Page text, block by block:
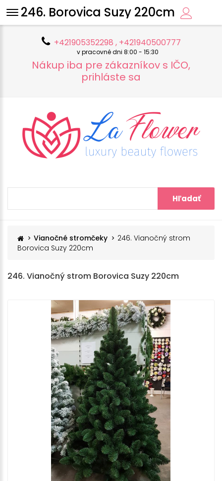
+421905352298 , +421940500777
v pracovné dni 8:00 - 15:30
Nákup iba pre zákazníkov s IČO,
prihláste sa
Hľadať
Vianočné stromčeky
246. Vianočný strom
Borovica Suzy 220cm
246. Vianočný strom Borovica Suzy 220cm
246. Borovica Suzy 220cm